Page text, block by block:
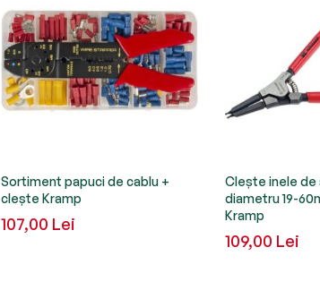
Sortiment papuci de cablu +
clește Kramp
107,00 Lei
Clește inele de
diametru 19-
Kramp
109,00 Lei